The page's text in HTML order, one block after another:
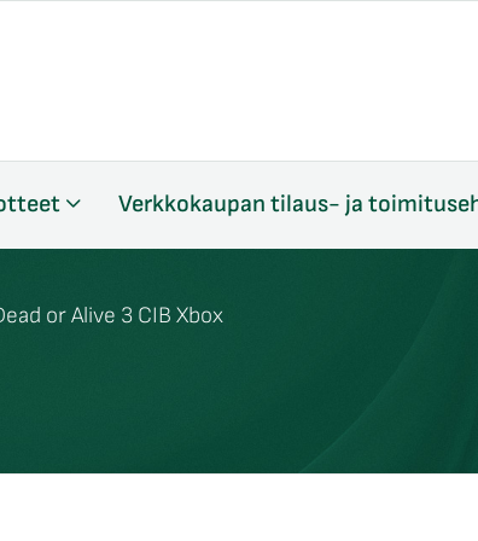
Verkkokaupan tilaus- ja
or Alive 3 CIB Xbox